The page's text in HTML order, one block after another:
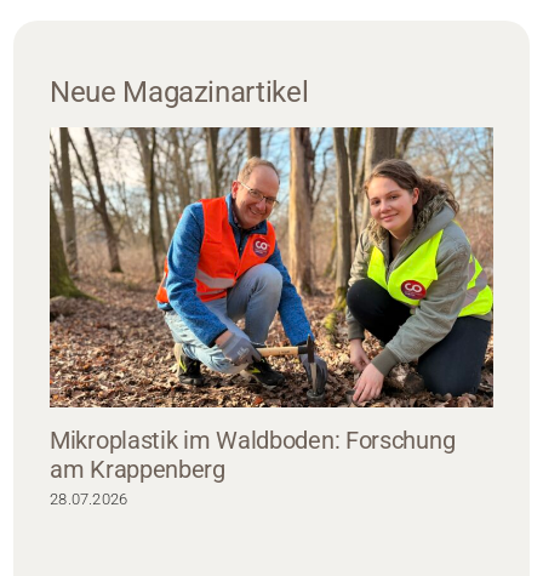
Neue Magazinartikel
Mikroplastik im Waldboden: Forschung
am Krappenberg
28.07.2026